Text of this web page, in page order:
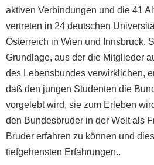
aktiven Verbindungen und die 41
vertreten in 24 deutschen
Österreich in Wien und Innsbruck.
Grundlage, aus der die Mitglieder
des Lebensbundes verwirklichen,
daß den jungen Studenten die
vorgelebt wird, sie zum Erleben
den Bundesbruder in der Welt als
Bruder erfahren zu können und
tiefgehensten Erfahrungen..